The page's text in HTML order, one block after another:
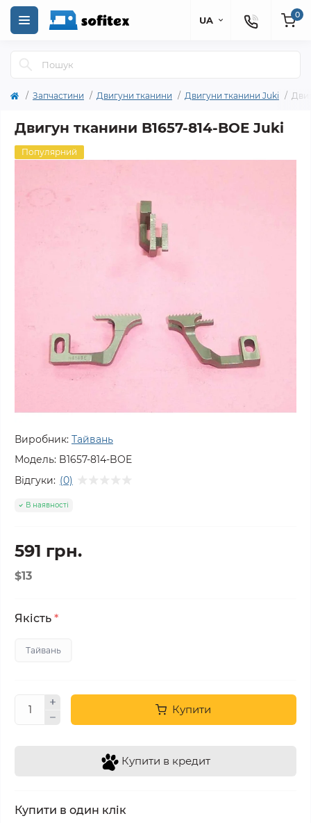
UA 0
Запчастини Двигуни тканини Двигуни тканини Juki
Двигун тканини B1657-814-BOE Juki
Популярний
Виробник: Тайвань
Модель: B1657-814-BOE
Відгуки: (0)
В наявності
591 грн.
$13
Якість *
Тайвань
Купити
Купити в кредит
Купити в один клік